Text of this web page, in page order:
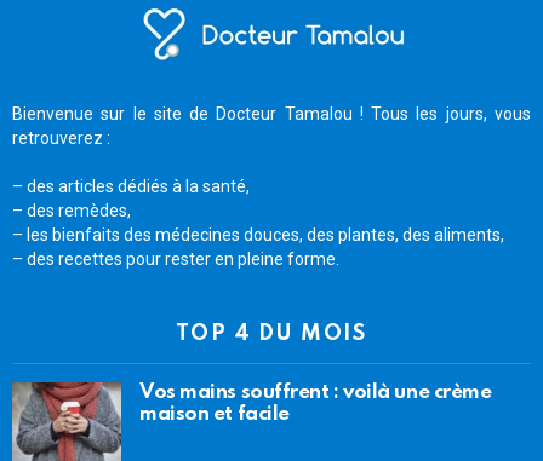
Bienvenue sur le site de Docteur Tamalou ! Tous les jours, vous
retrouverez :
– des articles dédiés à la santé,
– des remèdes,
– les bienfaits des médecines douces, des plantes, des aliments,
– des recettes pour rester en pleine forme.
TOP 4 DU MOIS
Vos mains souffrent : voilà une crème
maison et facile